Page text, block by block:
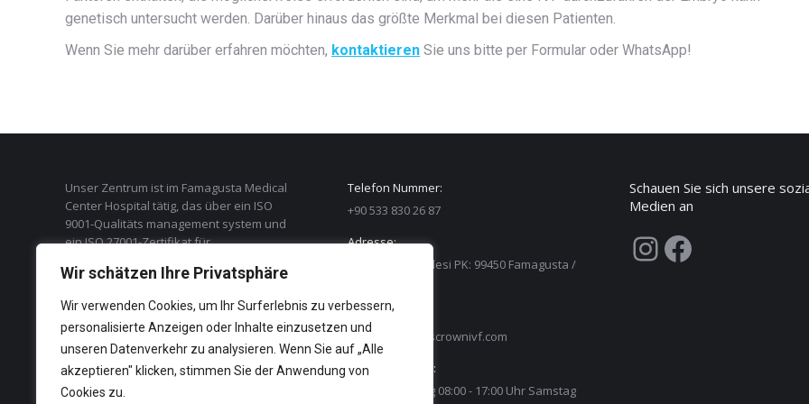
Wir schätzen Ihre Privatsphäre
Wir verwenden Cookies, um Ihr Surferlebnis zu verbessern,
personalisierte Anzeigen oder Inhalte einzusetzen und
unseren Datenverkehr zu analysieren. Wenn Sie auf „Alle
akzeptieren" klicken, stimmen Sie der Anwendung von
Cookies zu.
genetisch untersucht werden. Darüber hinaus das größte Merkmal bei diesen Patienten.
Wenn Sie mehr darüber erfahren möchten, kontaktieren Sie uns bitte per Formular oder WhatsApp!
Unser Zentrum ist im Famagusta Medical
Center Hospital tätig, das über ein ISO
9001-Qualitäts management system und
ein ISO 27001-Zertifikat für
verfügt.
Telefon Nummer:
+90 533 830 26 87
Adresse:
Eşref Bitlis Caddesi PK: 99450 Famagusta /
Mail:
contact@cypruscrownivf.com
Öffnungszeiten:
Montag - Freitag 08:00 - 17:00 Uhr Samstag
Schauen Sie sich unsere
Medien an
InstagramFacebook